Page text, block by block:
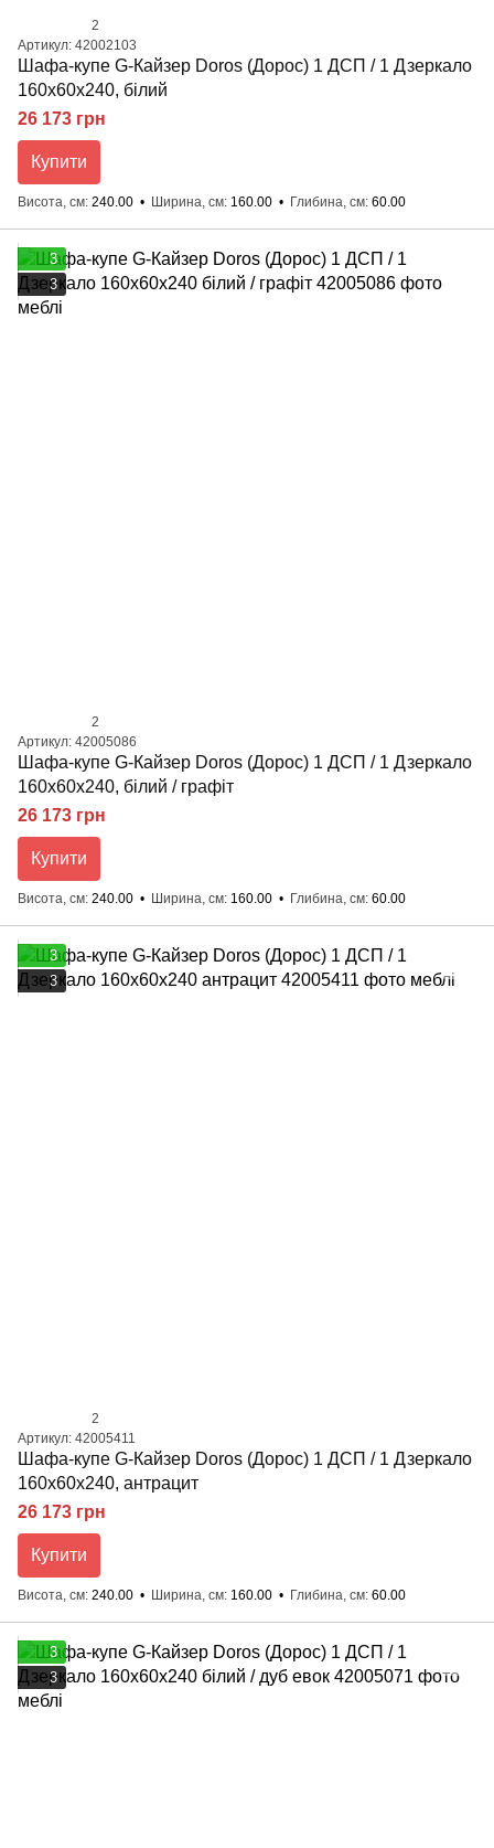
2
Артикул: 42002103
Шафа-купе G-Кайзер Doros (Дорос) 1 ДСП / 1 Дзеркало
160х60х240, білий
26 173 грн
Купити
Висота, см 240.00 Ширина, см 160.00 Глибина, см 60.00
3
3
2
Артикул: 42005086
Шафа-купе G-Кайзер Doros (Дорос) 1 ДСП / 1 Дзеркало
160х60х240, білий / графіт
26 173 грн
Купити
Висота, см 240.00 Ширина, см 160.00 Глибина, см 60.00
3
3
2
Артикул: 42005411
Шафа-купе G-Кайзер Doros (Дорос) 1 ДСП / 1 Дзеркало
160х60х240, антрацит
26 173 грн
Купити
Висота, см 240.00 Ширина, см 160.00 Глибина, см 60.00
3
3